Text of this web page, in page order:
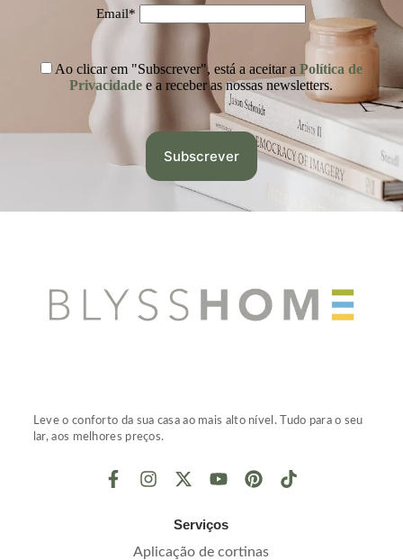
Email*
Ao clicar em "Subscrever", está a aceitar a Política de
Privacidade e a receber as nossas newsletters.
Leve o conforto da sua casa ao mais alto nível. Tudo para o seu
lar, aos melhores preços.
Serviços
Aplicação de cortinas